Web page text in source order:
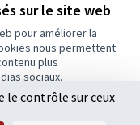
sur le site web
pour améliorer la
nous permettent
plus
sociaux.
le contrôle sur ceux